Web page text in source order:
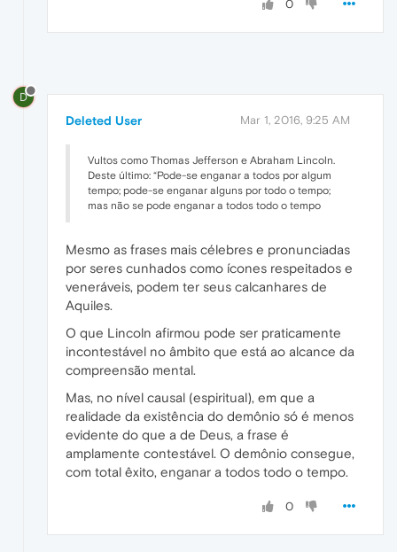
0
D
Deleted User Mar 1, 2016, 9:25 AM
Vultos como Thomas Jefferson e Abraham Lincoln.
Deste último: “Pode-se enganar a todos por algum
tempo; pode-se enganar alguns por todo o tempo;
mas não se pode enganar a todos todo o tempo
Mesmo as frases mais célebres e pronunciadas
por seres cunhados como ícones respeitados e
veneráveis, podem ter seus calcanhares de
Aquiles.
O que Lincoln afirmou pode ser praticamente
incontestável no âmbito que está ao alcance da
compreensão mental.
Mas, no nível causal (espiritual), em que a
realidade da existência do demônio só é menos
evidente do que a de Deus, a frase é
amplamente contestável. O demônio consegue,
com total êxito, enganar a todos todo o tempo.
0